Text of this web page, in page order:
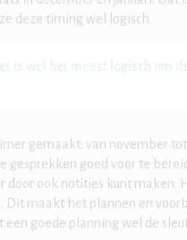
deze timing wel logisch.
is wel het meest logisch om
gemaakt: van november
goed voor te
door ook notities kunt maken.
Dit maakt het plannen en
goede planning wel de